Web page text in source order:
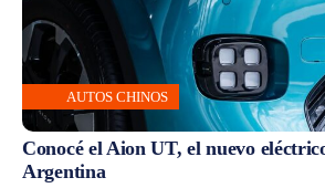
AUTOS CHINOS
Conocé el Aion UT, el nuevo
Argentina